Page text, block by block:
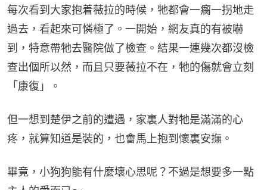
每次看到大家抱着薇拉的時候，牠都會一瘸一拐地走
過去，看起來可憐極了。一開始，網友真的有被嚇
到，特意帶牠去醫院做了檢查。結果一連幾次都沒檢
查出個所以然，而且只要薇拉不在，牠的傷就會立刻
「康復」。
但一想到楚伊之前的遭遇，家裏人對牠是滿滿的心
疼，就算知道是裝的，也會馬上抱到懷裏安撫。
畢竟，小狗狗能有什麼壞心思呢？不過是想要多一點